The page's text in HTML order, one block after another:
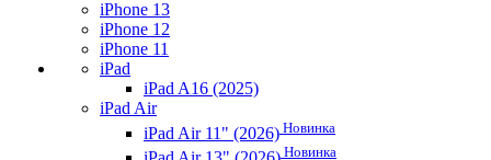
iPhone 13
iPhone 12
iPhone 11
iPad
iPad A16 (2025)
iPad Air
iPad Air 11" (2026) Новинка
Новинка